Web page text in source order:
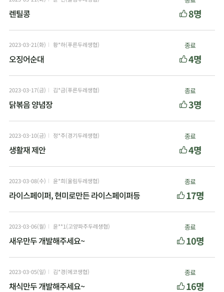
렌틸콩 8명
2023-03-21(화) 황*하(푸른두레생협)
오징어순대
종료
4명
2023-03-17(금) 김*금(푸른두레생협)
닭볶음 양념장
종료
3명
2023-03-10(금) 정*주(경기두레생협)
생활재 제안
종료
4명
2023-03-08(수) 윤*희(울림두레생협)
라이스페이퍼, 현미로만든 라이스페이퍼등
종료
17명
2023-03-06(월) 윤**1(고양파주두레생협)
새우만두 개발해주세요~
종료
10명
2023-03-05(일) 김*경(에코생협)
채식만두 개발해주세요~
종료
16명